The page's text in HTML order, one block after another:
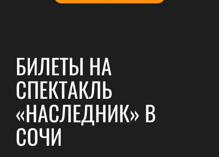
БИЛЕТЫ НА
СПЕКТАКЛЬ
«НАСЛЕДНИК» В
СОЧИ